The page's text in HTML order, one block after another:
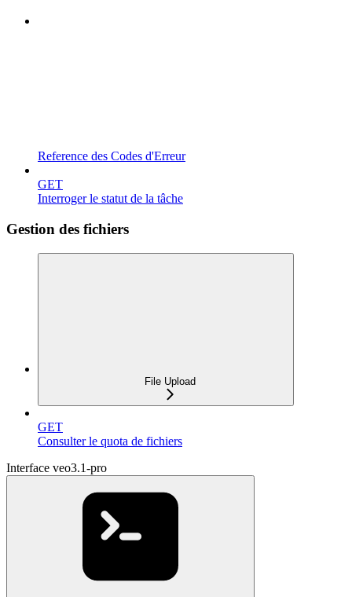
Reference des Codes d'Erreur
GET
Interroger le statut de la tâche
Gestion des fichiers
File Upload
GET
Consulter le quota de fichiers
Interface veo3.1-pro